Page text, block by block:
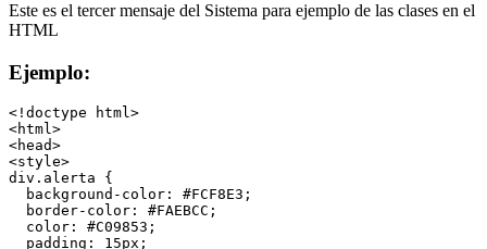
Este es el tercer mensaje del Sistema para ejemplo de las clases en el
HTML
Ejemplo:
<!doctype html>
<html>
<head>
<style>
div.alerta {
  background-color: #FCF8E3;
  border-color: #FAEBCC;
  color: #C09853;
  padding: 15px;